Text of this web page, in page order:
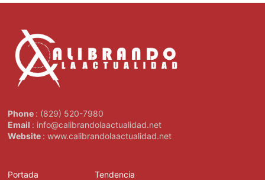
Phone : (829) 520-7980
Email : info@calibrandolaactualidad.net
Website : www.calibrandolaactualidad.net
Portada
Tendencia